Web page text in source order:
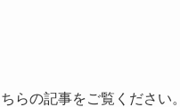
らの記事をご覧ください。